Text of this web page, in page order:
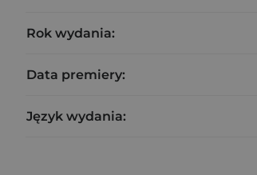
Rok wydania:
Data premiery:
Język wydania: